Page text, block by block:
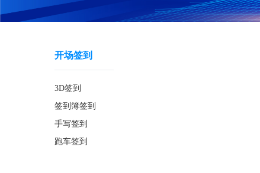
开场签到
3D签到
签到簿签到
手写签到
跑车签到